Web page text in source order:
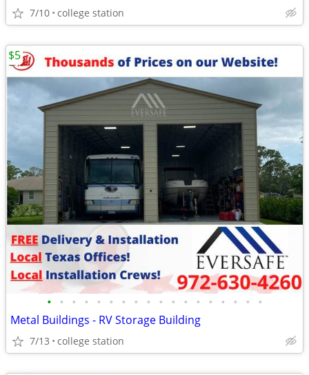
7/10 college station
• • • • • • • • • • • • • • • • • •
Metal Buildings - RV Storage Building
7/13 college station
$5